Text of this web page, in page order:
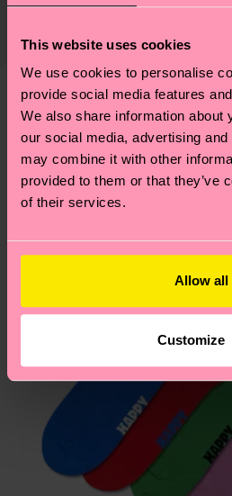
This website uses cookies
We use cookies to personalise
provide social media features
We also share information about
our social media, advertising
may combine it with other
provided to them or that they’ve
of their services.
Allow all
Customize
richtige Pflege von Socken
Weitere Informationen sowie
findest du auf unserer
Die Lieferzeit hängt vom
deine Bestellung versandt
dass es sich hierbei um
und die genaue Lieferzeit
deinem Land abhängt.
Du hast Fragen zu einer
am häufigsten gestellten
Ähnliche muster